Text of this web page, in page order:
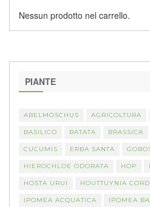
Nessun prodotto nel carrello.
PIANTE
ABELMOSCHUS AGRICOLTURA
BASILICO BATATA BRASSICA
CUCUMIS ERBA SANTA
HIEROCHLOE ODORATA HOP
HOSTA URUI HOUTTUYNIA
IPOMEA ACQUATICA IPOMEA